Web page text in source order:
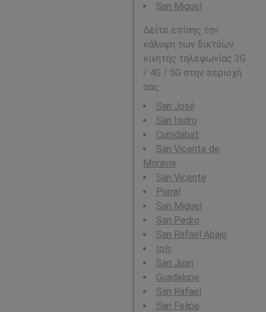
San Miguel
Δείτε επίσης την
κάλυψη των δικτύων
κινητής τηλεφωνίας 3G
/ 4G / 5G στην περιοχή
σας:
San José
San Isidro
Curridabat
San Vicente de
Moravia
San Vicente
Purral
San Miguel
San Pedro
San Rafael Abajo
Ipís
San Juan
Guadalupe
San Rafael
San Felipe